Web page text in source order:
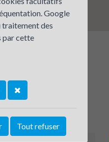
Google
traitement des
par cette
Tout refuser